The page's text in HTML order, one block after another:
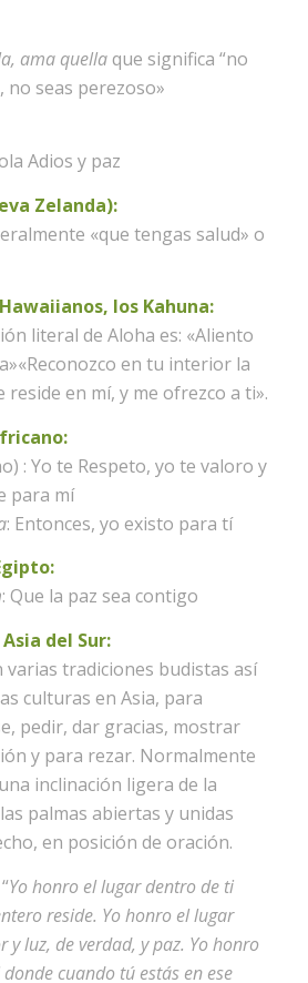
ama quellaque significa “no
no seas perezoso»
Adios y paz
Zelanda):
«que tengas salud» o
los Kahuna:
literal de Aloha es: «Aliento
en tu interior la
reside en mí, y me ofrezco a ti».
: Yo te Respeto, yo te valoro y
para mí
: Entonces, yo existo para tí
: Que la paz sea contigo
del Sur:
varias tradiciones budistas así
culturas en Asia, para
pedir, dar gracias, mostrar
y para rezar. Normalmente
inclinación ligera de la
palmas abiertas y unidas
en posición de oración.
Yo honro el lugar dentro de ti
reside. Yo honro el lugar
y luz, de verdad, y paz. Yo honro
cuando tú estás en ese